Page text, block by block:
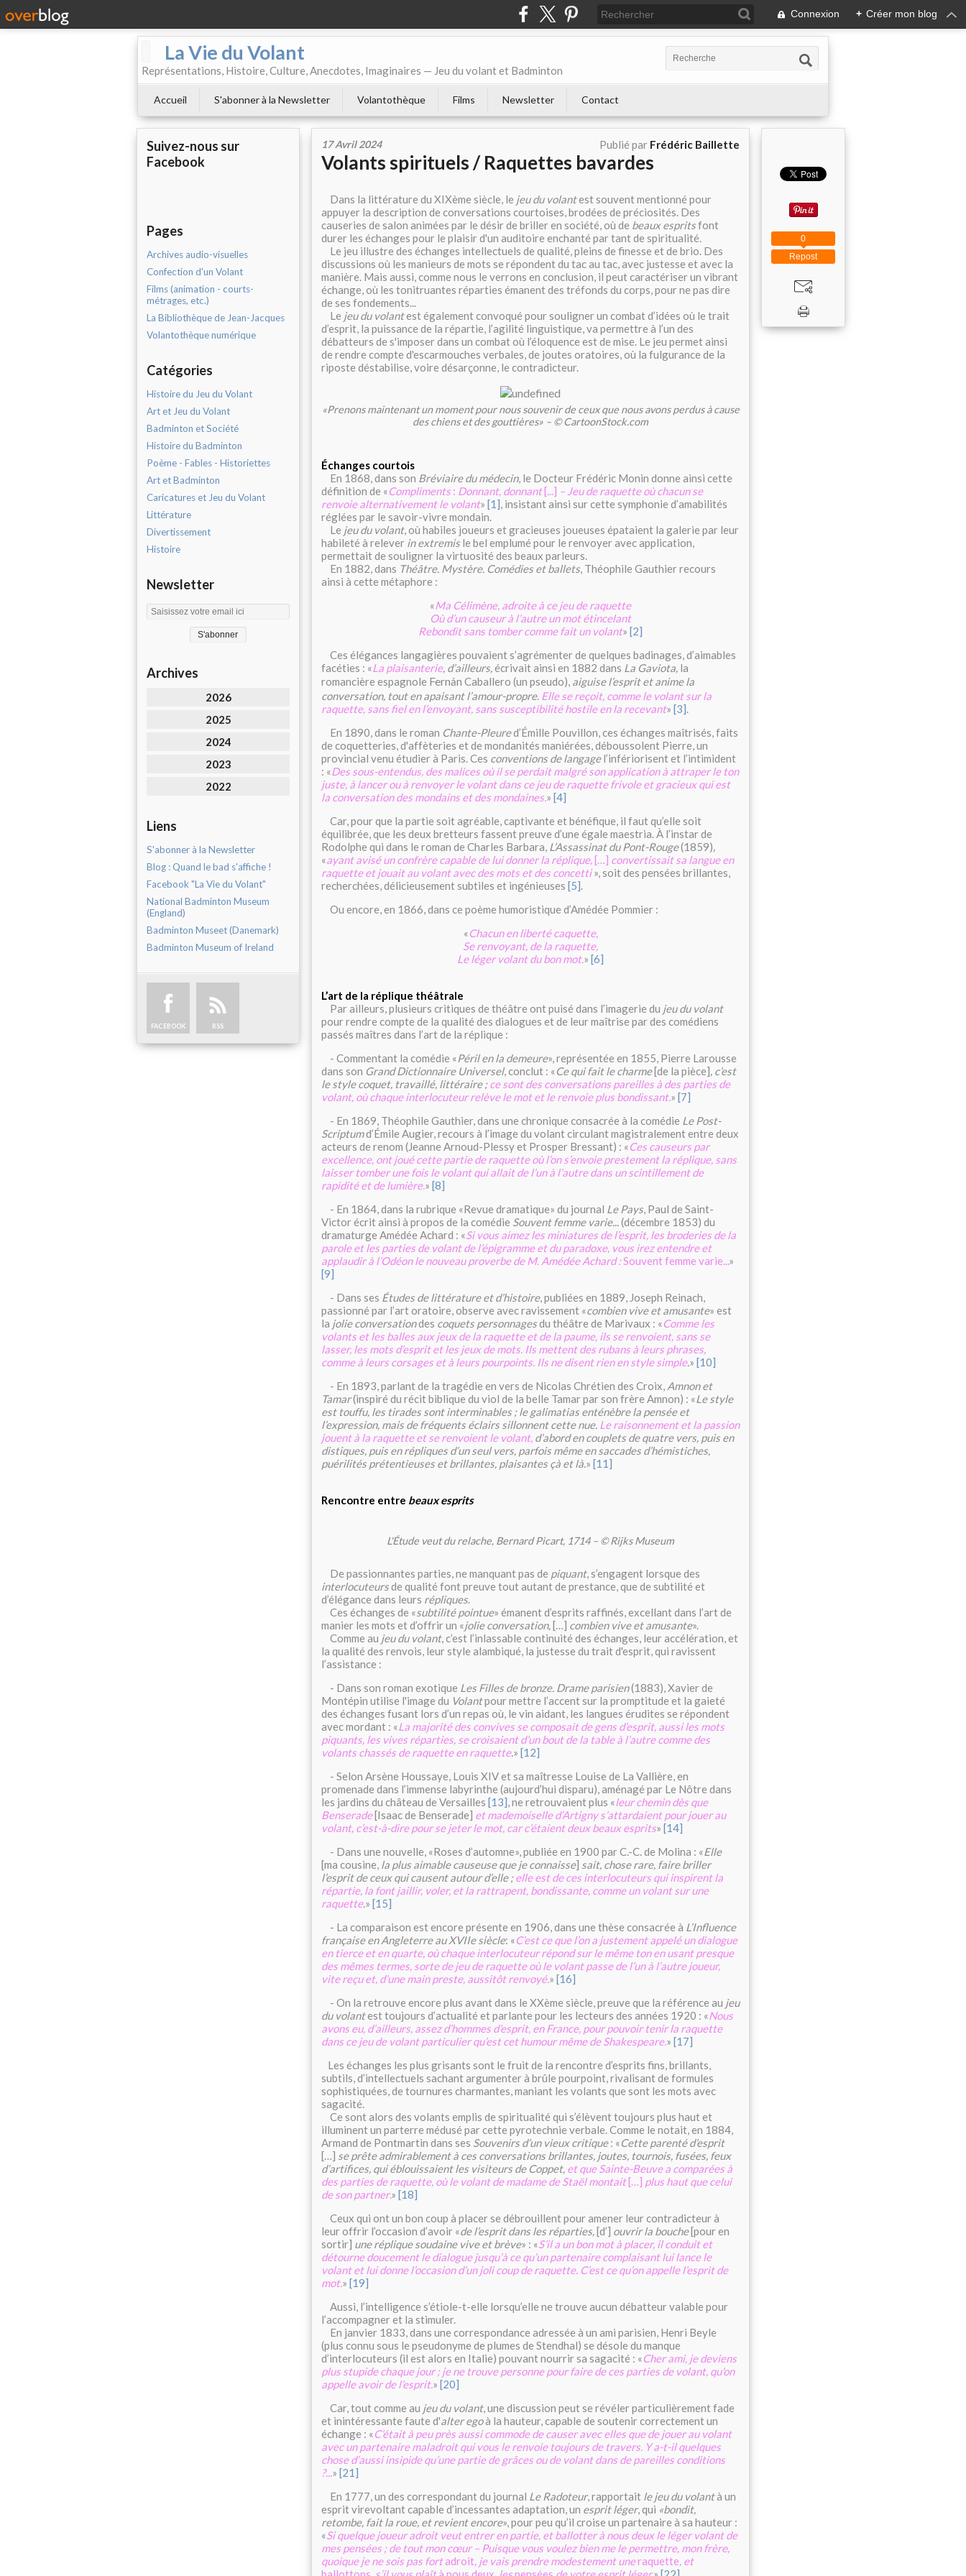
Connexion + Créer mon blog
La Vie du Volant
Représentations, Histoire, Culture, Anecdotes, Imaginaires — Jeu du volant et Badminton
Accueil S'abonner à la Newsletter Volantothèque Films Newsletter Contact
Suivez-nous sur
Facebook
Pages
Archives audio-visuelles
Confection d'un Volant
Films (animation - courts-
métrages, etc.)
La Bibliothèque de Jean-Jacques
Volantothèque numérique
Catégories
Histoire du Jeu du Volant
Art et Jeu du Volant
Badminton et Société
Histoire du Badminton
Poème - Fables - Historiettes
Art et Badminton
Caricatures et Jeu du Volant
Littérature
Divertissement
Histoire
Newsletter
Archives
2026
2025
2024
2023
2022
Liens
S'abonner à la Newsletter
Blog : Quand le bad s'affiche !
Facebook "La Vie du Volant"
National Badminton Museum
(England)
Badminton Museet (Danemark)
Badminton Museum of Ireland
FACEBOOK RSS
17 Avril 2024 Publié par Frédéric Baillette
Volants spirituels / Raquettes bavardes
Dans la littérature du XIXème siècle, le jeu du volantest souvent mentionné pour
appuyer la description de conversations courtoises, brodées de préciosités. Des
causeries de salon animées par le désir de briller en société, où de beaux espritsfont
durer les échanges pour le plaisir d'un auditoire enchanté par tant de spiritualité.
Le jeu illustre des échanges intellectuels de qualité, pleins de finesse et de brio. Des
discussions où les manieurs de mots se répondent du tac au tac, avec justesse et avec la
manière. Mais aussi, comme nous le verrons en conclusion, il peut caractériser un vibrant
échange, où les tonitruantes réparties émanent des tréfonds du corps, pour ne pas dire
de ses fondements...
Le jeu du volantest également convoqué pour souligner un combat d’idées où le trait
d’esprit, la puissance de la répartie, l’agilité linguistique, va permettre à l’un des
débatteurs de s'imposer dans un combat où l’éloquence est de mise. Le jeu permet ainsi
de rendre compte d'escarmouches verbales, de joutes oratoires, où la fulgurance de la
riposte déstabilise, voire désarçonne, le contradicteur.
«Prenons maintenant un moment pour nous souvenir de ceux que nous avons perdus à cause
des chiens et des gouttières» – © CartoonStock.com
Échanges courtois
En 1868, dans son Bréviaire du médecin, le Docteur Frédéric Monin donne ainsi cette
définition de «Compliments : Donnant, donnant [...] – Jeu de raquette où chacun se
renvoie alternativement le volant» [1], insistant ainsi sur cette symphonie d’amabilités
réglées par le savoir-vivre mondain.
Le jeu du volant, où habiles joueurs et gracieuses joueuses épataient la galerie par leur
habileté à relever in extremis le bel emplumé pour le renvoyer avec application,
permettait de souligner la virtuosité des beaux parleurs.
En 1882, dans Théâtre. Mystère. Comédies et ballets, Théophile Gauthier recours
ainsi à cette métaphore :
«Ma Célimène, adroite à ce jeu de raquette
Où d’un causeur à l’autre un mot étincelant
Rebondit sans tomber comme fait un volant» [2]
Ces élégances langagières pouvaient s’agrémenter de quelques badinages, d’aimables
facéties : «La plaisanterie, d’ailleurs,écrivait ainsi en 1882 dans La Gaviota, la
romancière espagnole Fernán Caballero (un pseudo), aiguise l’esprit et anime la
conversation, tout en apaisant l’amour-propre. Elle se reçoit, comme le volant sur la
raquette, sans fiel en l’envoyant, sans susceptibilité hostile en la recevant» [3].
En 1890, dans le roman Chante-Pleured’Émille Pouvillon, ces échanges maîtrisés, faits
de coquetteries, d'affèteries et de mondanités maniérées, déboussolent Pierre, un
provincial venu étudier à Paris. Ces conventions de langagel’infériorisent et l’intimident
: «Des sous-entendus, des malices où il se perdait malgré son application à attraper le ton
juste, à lancer ou à renvoyer le volant dans ce jeu de raquette frivole et gracieux qui est
la conversation des mondains et des mondaines.» [4]
Car, pour que la partie soit agréable, captivante et bénéfique, il faut qu’elle soit
équilibrée, que les deux bretteurs fassent preuve d’une égale maestria. À l’instar de
Rodolphe qui dans le roman de Charles Barbara, L’Assassinat du Pont-Rouge(1859),
«ayant avisé un confrère capable de lui donner la réplique, […] convertissait sa langue en
raquette et jouait au volant avec des mots et des concetti», soit des pensées brillantes,
recherchées, délicieusement subtiles et ingénieuses [5].
Ou encore, en 1866, dans ce poème humoristique d’Amédée Pommier :
«Chacun en liberté caquette,
Se renvoyant, de la raquette,
Le léger volant du bon mot.» [6]
L’art de la réplique théâtrale
Par ailleurs, plusieurs critiques de théâtre ont puisé dans l’imagerie du jeu du volant
pour rendre compte de la qualité des dialogues et de leur maîtrise par des comédiens
passés maîtres dans l’art de la réplique :
- Commentant la comédie «Péril en la demeure», représentée en 1855, Pierre Larousse
dans son Grand Dictionnaire Universel, conclut : «Ce qui fait le charme [de la pièce], c’est
le style coquet, travaillé, littéraire ;ce sont des conversations pareilles à des parties de
volant, où chaque interlocuteur relève le mot et le renvoie plus bondissant.» [7]
- En 1869, Théophile Gauthier, dans une chronique consacrée à la comédie Le Post-
Scriptumd’Émile Augier, recours à l’image du volant circulant magistralement entre deux
acteurs de renom (Jeanne Arnoud-Plessy et Prosper Bressant) : «Ces causeurs par
excellence, ont joué cette partie de raquette où l’on s’envoie prestement la réplique, sans
laisser tomber une fois le volant qui allait de l’un à l’autre dans un scintillement de
rapidité et de lumière.» [8]
- En 1864, dans la rubrique «Revue dramatique» du journal Le Pays, Paul de Saint-
Victor écrit ainsi à propos de la comédie Souvent femme varie...(décembre 1853) du
dramaturge Amédée Achard : «Si vous aimez les miniatures de l’esprit, les broderies de la
parole et les parties de volant de l’épigramme et du paradoxe, vous irez entendre et
applaudir à l’Odéon le nouveau proverbe de M. Amédée Achard :Souvent femme varie...»
[9]
- Dans ses Études de littérature et d’histoire, publiées en 1889, Joseph Reinach,
passionné par l’art oratoire, observe avec ravissement «combien vive et amusante» est
la jolie conversationdes coquets personnagesdu théâtre de Marivaux : «Comme les
volants et les balles aux jeux de la raquette et de la paume, ils se renvoient, sans se
lasser, les mots d’esprit et les jeux de mots. Ils mettent des rubans à leurs phrases,
comme à leurs corsages et à leurs pourpoints. Ils ne disent rien en style simple.» [10]
- En 1893, parlant de la tragédie en vers de Nicolas Chrétien des Croix, Amnon et
Tamar(inspiré du récit biblique du viol de la belle Tamar par son frère Amnon) : «Le style
est touffu, les tirades sont interminables ; le galimatias enténèbre la pensée et
l’expression, mais de fréquents éclairs sillonnent cette nue. Le raisonnement et la passion
jouent à la raquette et se renvoient le volant, d’abord en couplets de quatre vers, puis en
distiques, puis en répliques d’un seul vers, parfois même en saccades d’hémistiches,
puérilités prétentieuses et brillantes, plaisantes çà et là.» [11]
Rencontre entre beaux esprits
L'Étude veut du relache, Bernard Picart, 1714 – © Rijks Museum
De passionnantes parties, ne manquant pas de piquant, s’engagent lorsque des
interlocuteursde qualité font preuve tout autant de prestance, que de subtilité et
d’élégance dans leurs répliques.
Ces échanges de «subtilité pointue» émanent d’esprits raffinés, excellant dans l’art de
manier les mots et d’offrir un «jolie conversation, […] combien vive et amusante».
Comme au jeu du volant, c’est l’inlassable continuité des échanges, leur accélération, et
la qualité des renvois, leur style alambiqué, la justesse du trait d'esprit, qui ravissent
l’assistance :
- Dans son roman exotique Les Filles de bronze. Drame parisien(1883), Xavier de
Montépin utilise l'image du Volantpour mettre l’accent sur la promptitude et la gaieté
des échanges fusant lors d’un repas où, le vin aidant, les langues érudites se répondent
avec mordant : «La majorité des convives se composait de gens d’esprit, aussi les mots
piquants, les vives réparties, se croisaient d’un bout de la table à l’autre comme des
volants chassés de raquette en raquette.» [12]
- Selon Arsène Houssaye, Louis XIV et sa maîtresse Louise de La Vallière, en
promenade dans l’immense labyrinthe (aujourd’hui disparu), aménagé par Le Nôtre dans
les jardins du château de Versailles [13], ne retrouvaient plus «leur chemin dès que
Benserade [Isaac de Benserade] et mademoiselle d’Artigny s’attardaient pour jouer au
volant, c’est-à-dire pour se jeter le mot, car c’étaient deux beaux esprits» [14]
- Dans une nouvelle, «Roses d’automne», publiée en 1900 par C.-C. de Molina : «Elle
[ma cousine, la plus aimable causeuse que je connaisse] sait, chose rare, faire briller
l’esprit de ceux qui causent autour d’elle ;elle est de ces interlocuteurs qui inspirent la
répartie, la font jaillir, voler, et la rattrapent, bondissante, comme un volant sur une
raquette.» [15]
- La comparaison est encore présente en 1906, dans une thèse consacrée à L’Influence
française en Angleterre au XVIIe siècle: «C’est ce que l’on a justement appelé un dialogue
en tierce et en quarte, où chaque interlocuteur répond sur le même ton en usant presque
des mêmes termes, sorte de jeu de raquette où le volant passe de l’un à l’autre joueur,
vite reçu et, d’une main preste, aussitôt renvoyé.» [16]
- On la retrouve encore plus avant dans le XXème siècle, preuve que la référence au jeu
du volantest toujours d’actualité et parlante pour les lecteurs des années 1920 : «Nous
avons eu, d’ailleurs, assez d’hommes d’esprit, en France, pour pouvoir tenir la raquette
dans ce jeu de volant particulier qu’est cet humour même de Shakespeare.» [17]
Les échanges les plus grisants sont le fruit de la rencontre d’esprits fins, brillants,
subtils, d’intellectuels sachant argumenter à brûle pourpoint, rivalisant de formules
sophistiquées, de tournures charmantes, maniant les volants que sont les mots avec
sagacité.
Ce sont alors des volants emplis de spiritualité qui s’élèvent toujours plus haut et
illuminent un parterre médusé par cette pyrotechnie verbale. Comme le notait, en 1884,
Armand de Pontmartin dans ses Souvenirs d’un vieux critique: «Cette parenté d’esprit
[…] se prête admirablement à ces conversations brillantes, joutes, tournois, fusées, feux
d’artifices, qui éblouissaient les visiteurs de Coppet, et que Sainte-Beuve a comparées à
des parties de raquette, où le volant de madame de Staël montait […] plus haut que celui
de son partner.» [18]
Ceux qui ont un bon coup à placer se débrouillent pour amener leur contradicteur à
leur offrir l’occasion d’avoir «de l’esprit dans les réparties, [d’] ouvrir la bouche[pour en
sortir] une réplique soudaine vive et brève» : «S’il a un bon mot à placer, il conduit et
détourne doucement le dialogue jusqu’à ce qu’un partenaire complaisant lui lance le
volant et lui donne l’occasion d’un joli coup de raquette. C’est ce qu’on appelle l’esprit de
mot.» [19]
Aussi, l’intelligence s’étiole-t-elle lorsqu’elle ne trouve aucun débatteur valable pour
l’accompagner et la stimuler.
En janvier 1833, dans une correspondance adressée à un ami parisien, Henri Beyle
(plus connu sous le pseudonyme de plumes de Stendhal) se désole du manque
d’interlocuteurs (il est alors en Italie) pouvant nourrir sa sagacité : «Cher ami, je deviens
plus stupide chaque jour ; je ne trouve personne pour faire de ces parties de volant, qu'on
appelle avoir de l’esprit.» [20]
Car, tout comme au jeu du volant, une discussion peut se révéler particulièrement fade
et inintéressante faute d'alter egoà la hauteur, capable de soutenir correctement un
échange : «C’était à peu près aussi commode de causer avec elles que de jouer au volant
avec un partenaire maladroit qui vous le renvoie toujours de travers. Y a-t-il quelques
chose d’aussi insipide qu’une partie de grâces ou de volant dans de pareilles conditions
?...» [21]
En 1777, un des correspondant du journal Le Radoteur, rapportait le jeu du volantà un
esprit virevoltant capable d’incessantes adaptation, un esprit léger, qui «bondit,
retombe, fait la roue, et revient encore», pour peu qu’il croise un partenaire à sa hauteur :
«Si quelque joueur adroit veut entrer en partie, et ballotter à nous deux le léger volant de
mes pensées ; de tout mon cœur – Puisque vous voulez bien me le permettre, mon frère,
quoique je ne sois pas fortadroit, je vais prendre modestement uneraquette, et
Repost
0